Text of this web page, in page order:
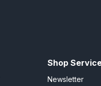
Shop
Newsletter